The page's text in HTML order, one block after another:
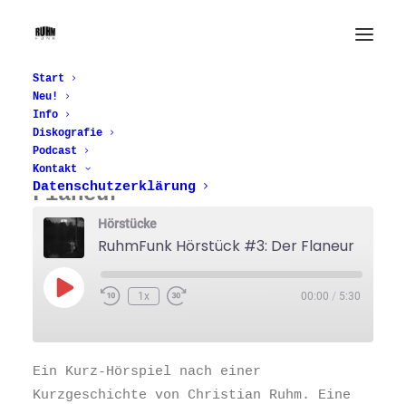
Start
Neu!
Info
Diskografie
Podcast
Kontakt
Datenschutzerklärung
Episode List
RuhmFunk Hörstück #3: Der
Flaneur
Hörstücke
RuhmFunk Hörstück #3: Der Flaneur
Play
Episode
1x 00:00 / 5:30
Ein Kurz-Hörspiel nach einer
Kurzgeschichte von Christian Ruhm. Eine